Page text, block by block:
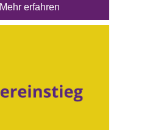
Mehr erfahren